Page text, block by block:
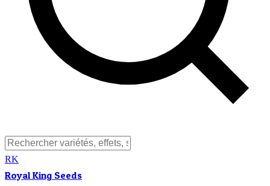
RK
Royal King Seeds